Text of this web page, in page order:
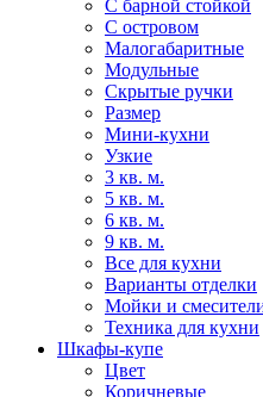
С барной стойкой
С островом
Малогабаритные
Модульные
Скрытые ручки
Размер
Мини-кухни
Узкие
3 кв. м.
5 кв. м.
6 кв. м.
9 кв. м.
Все для кухни
Варианты отделки
Мойки и
Техника для кухни
Шкафы-купе
Цвет
Коричневые